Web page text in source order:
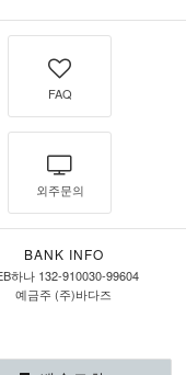
FAQ
외주문의
BANK INFO
하나 132-910030-99604
예금주 (주)바다즈